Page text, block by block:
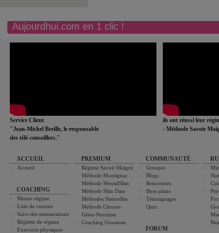
Aujourdhui.com en 1 clic !
Service Client
"Jean-Michel Berille, le responsable
des télé-conseillers."
ils ont réussi leur
- Méthode Savoir
ACCUEIL
Accueil
COACHING
Menus régime
Liste de courses
Suivi des mensurations
Réglette de régime
Exercices physiques
PREMIUM
Régime Savoir Maigrir
Méthode Montignac
Méthode MentalSlim
Méthode Slim Data
Méthodes Naturelles
Méthode Chrono-
Géno-Nutrition
Coaching Grossesse
COMMUNAUTÉ
Groupes
Blogs
Rencontres
Bons plans
Témoignages
Quiz
FORUM